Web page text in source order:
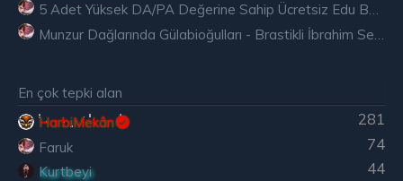
5 Adet Yüksek DA/PA Değerine Sahip Ücretsiz Edu Backlink
En çok tepki alan
281
HarbiMekân
74
Faruk
44
Kurtbeyi